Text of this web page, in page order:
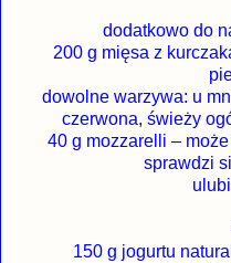
dodatkowo do
200 g mięsa z
dowolne warzywa: u
czerwona, świeży
40 g mozzarelli –
sprawdzi
150 g jogurtu